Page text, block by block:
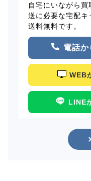
自宅にいながら
送に必要な宅配キ
送料無料です。
電話
WEB
LINE